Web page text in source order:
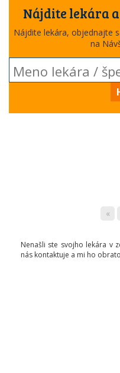
Nájdite lekára
Nájdite lekára, objednajte
na
«
Nenašli ste svojho lekára v
nás kontaktuje a mi ho